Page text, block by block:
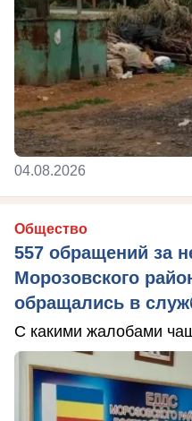
04.08.2026
Общество
557 обращений за
Морозовского
обращались в
С какими жалобами